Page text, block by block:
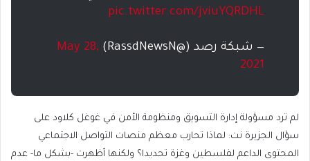
pic.twitter.com/jviuYQRDHL
— شبكة رصد (@RassdNewsN)
May 28,
2021
لم ترد مسؤولة إدارة التسويق ومنظومة الأمن في غوغل كلاود على
سؤال الجزيرة نت: لماذا تحارب معظم منصات التواصل الاجتماعي
المحتوى الداعم لفلسطين وغزة تحديدا؟ ولكنها أظهرت -بشكل ما- عدم